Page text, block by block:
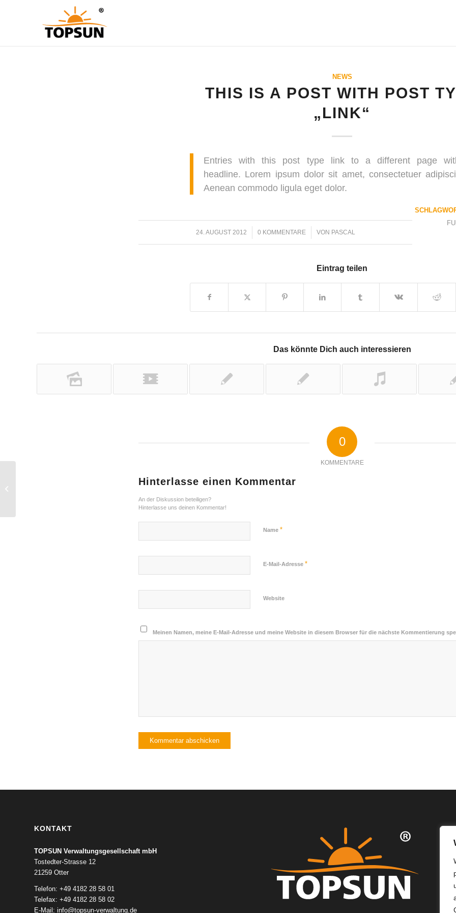
NEWS
THIS IS A POST WITH POST
„LINK“
Entries with this post type link to a different page
headline. Lorem ipsum dolor sit amet, consectetuer
Aenean commodo ligula eget dolor.
24. AUGUST 2012
/ 0 KOMMENTARE
/ VON PASCAL
Eintrag teilen
Das könnte Dich auch interessieren
0
KOMMENTARE
Hinterlasse einen Kommentar
An der Diskussion beteiligen?
Hinterlasse uns deinen Kommentar!
Name *
E-Mail-Adresse *
Website
Meinen Namen, meine E-Mail-Adresse und meine Website in diesem Browser für die nächste Kommentierung
KONTAKT
TOPSUN Verwaltungsgesellschaft mbH
Tostedter-Strasse 12
21259 Otter
Telefon: +49 4182 28 58 01
Telefax: +49 4182 28 58 02
E-Mail: info@topsun-verwaltung.de